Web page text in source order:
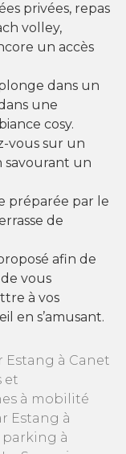
privées, repas
volley,
un accès
dans un
une
cosy.
vous sur un
savourant un
préparée par le
de
afin de
vous
à vos
en s’amusant.
Estang à Canet
et
à mobilité
Estang à
parking à